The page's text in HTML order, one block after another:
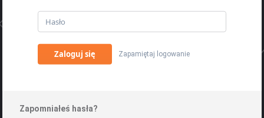
Zaloguj się Zapamiętaj logowanie
Zapomniałeś hasła?